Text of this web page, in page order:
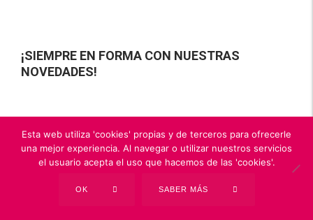
¡SIEMPRE EN FORMA CON NUESTRAS
NOVEDADES!
Esta web utiliza 'cookies' propias y de terceros para ofrecerle
una mejor experiencia. Al navegar o utilizar nuestros servicios
el usuario acepta el uso que hacemos de las 'cookies'.
OK SABER MÁS